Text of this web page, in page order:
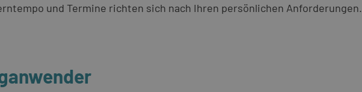
und Termine richten sich nach Ihren persönlichen Anforderungen.